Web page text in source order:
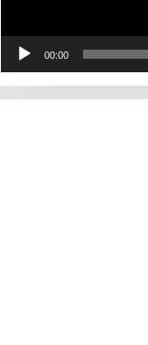
00:00